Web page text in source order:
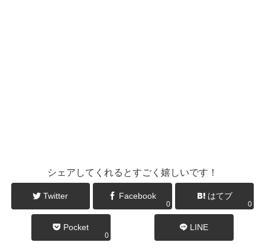
シェアしてくれるとすごく嬉しいです！
Twitter Facebook
0
はてブ
0
Pocket
0
LINE